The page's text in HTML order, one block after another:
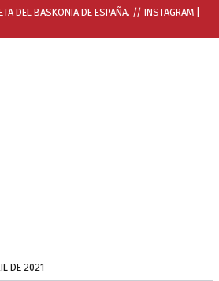
DEL BASKONIA DE ESPAÑA. // INSTAGRAM
DE 2021